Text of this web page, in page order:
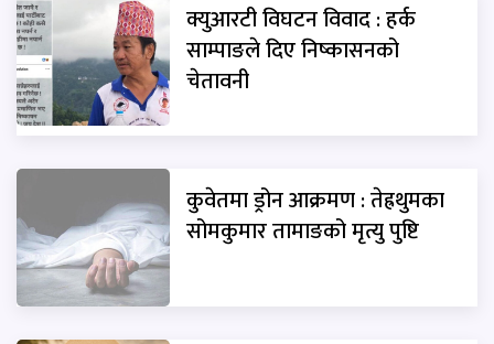
क्युआरटी विघटन विवाद : हर्क
साम्पाङले दिए निष्कासनको
चेतावनी
कुवेतमा ड्रोन आक्रमण : तेह्रथुमका
सोमकुमार तामाङको मृत्यु पुष्टि